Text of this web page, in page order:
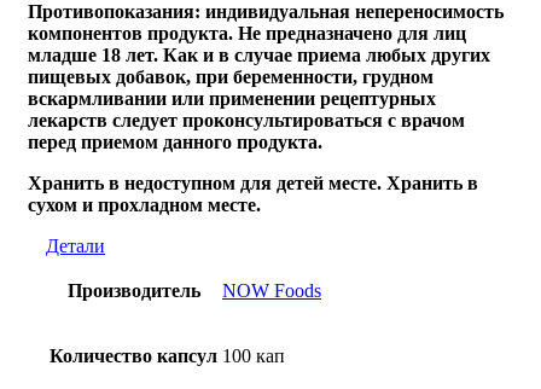
Противопоказания: индивидуальная непереносимость
компонентов продукта. Не предназначено для лиц
младше 18 лет. Как и в случае приема любых других
пищевых добавок, при беременности, грудном
вскармливании или применении рецептурных
лекарств следует проконсультироваться с врачом
перед приемом данного продукта.
Хранить в недоступном для детей месте. Хранить в
сухом и прохладном месте.
Детали
Производитель NOW Foods
Количество капсул 100 кап